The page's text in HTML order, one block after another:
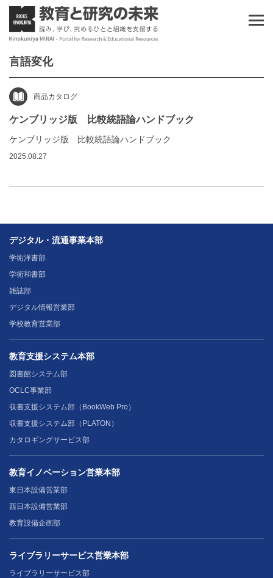
言語変化
商品カタログ
ケンブリッジ版 比較統語論ハンドブック
ケンブリッジ版 比較統語論ハンドブック
2025.08.27
デジタル・流通事業本部
学術洋書部
学術和書部
雑誌部
デジタル情報営業部
学校教育営業部
教育支援システム本部
図書館システム部
OCLC事業部
収書支援システム部（BookWeb Pro）
収書支援システム部（PLATON）
カタロギングサービス部
教育イノベーション営業本部
東日本設備営業部
西日本設備営業部
教育設備企画部
ライブラリーサービス営業本部
ライブラリーサービス部